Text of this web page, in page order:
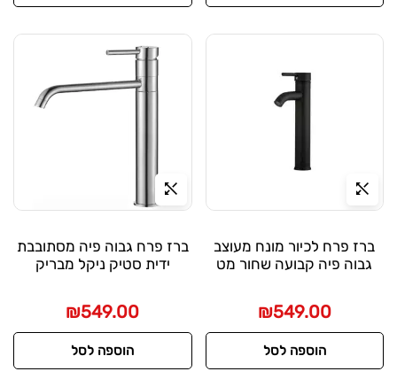
ברז פרח לכיור מונח מעוצב
גבוה פיה קבועה שחור מט
₪549.00
הוספה לסל
ברז פרח גבוה פיה מסתובבת
ידית סטיק ניקל מבריק
₪549.00
הוספה לסל